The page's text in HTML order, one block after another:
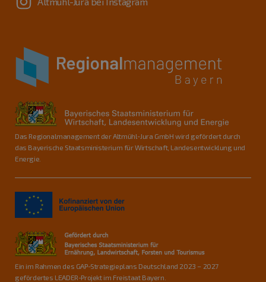
Das Regionalmanagement der Altmühl-Jura GmbH wird gefördert durch
das Bayerische Staatsministerium für Wirtschaft, Landesentwicklung und
Energie.
Ein im Rahmen des GAP-Strategieplans Deutschland 2023 – 2027
gefördertes LEADER-Projekt im Freistaat Bayern.